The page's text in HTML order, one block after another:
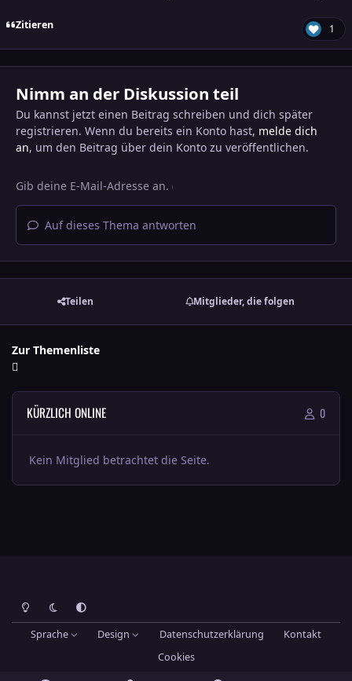
Zitieren 1
Nimm an der Diskussion teil
Du kannst jetzt einen Beitrag schreiben und dich später
registrieren. Wenn du bereits ein Konto hast, melde dich
an, um den Beitrag über dein Konto zu veröffentlichen.
Auf dieses Thema antworten
Teilen Mitglieder, die folgen
Zur Themenliste
KÜRZLICH ONLINE 0
Kein Mitglied betrachtet die Seite.
Heller ModusDunkler ModusSystemeinstellung
Sprache Design Datenschutzerklärung
Kontakt
Cookies